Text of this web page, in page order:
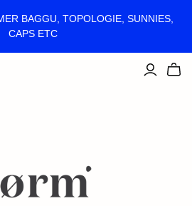
BAGGU, TOPOLOGIE, SUNNIES,
CAPS ETC